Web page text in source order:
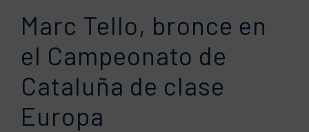
Marc Tello, bronce en
el Campeonato de
Cataluña de clase
Europa